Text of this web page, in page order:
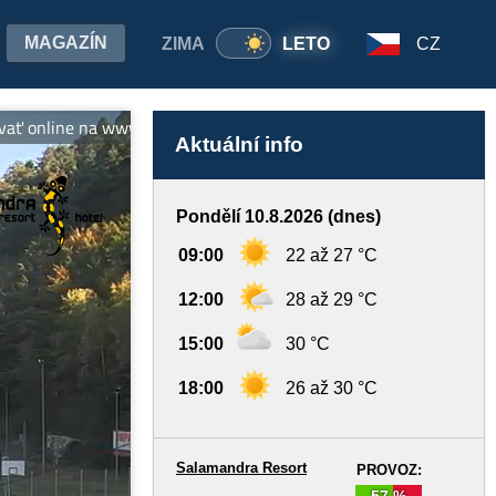
ZIMA LETO
MAGAZÍN CZ
Predpredaj sezónnych skipasov:
Aktuální info
Pondělí 10.8.2026 (dnes)
09:00 22 až 27 °C
12:00 28 až 29 °C
15:00 30 °C
18:00 26 až 30 °C
PROVOZ:
Salamandra Resort